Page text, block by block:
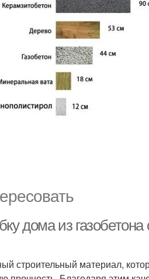
дома из
строительный материал,